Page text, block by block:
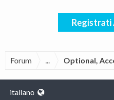
Registrati
Forum ... Optional,
italiano